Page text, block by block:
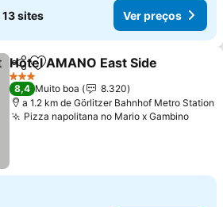
13 sites Ver preços
PartilharAdicionar aos favoritos
Hotel AMANO East Side
3 Estrelas
8,4 Muito boa
8.320
a 1.2 km de Görlitzer Bahnhof Metro Station
Pizza napolitana no Mario x Gambino